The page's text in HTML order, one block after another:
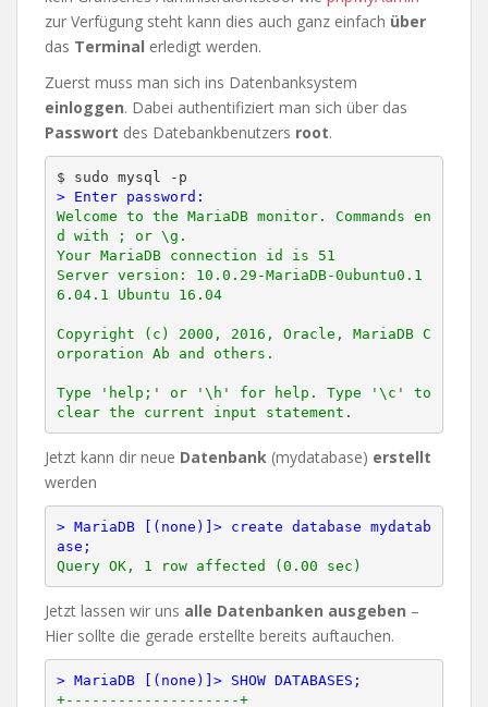
zur Verfügung steht kann dies auch ganz einfach über
das Terminal erledigt werden.
Zuerst muss man sich ins Datenbanksystem
einloggen. Dabei authentifiziert man sich über das
Passwort des Datebankbenutzers root.
> Enter password:
Welcome to the MariaDB monitor. Commands en
d with ; or \g.
Your MariaDB connection id is 51
Server version: 10.0.29-MariaDB-0ubuntu0.1
6.04.1 Ubuntu 16.04
Copyright (c) 2000, 2016, Oracle, MariaDB C
orporation Ab and others.
Type 'help;' or '\h' for help. Type '\c' to
Jetzt kann dir neue Datenbank (mydatabase) erstellt
werden
> MariaDB [(none)]> create database mydatab
ase;
Jetzt lassen wir uns alle Datenbanken ausgeben –
Hier sollte die gerade erstellte bereits auftauchen.
> MariaDB [(none)]> SHOW DATABASES;
+--------------------+